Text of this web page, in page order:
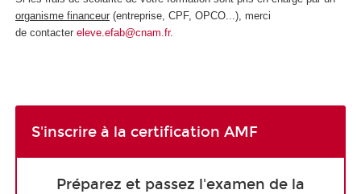
organisme financeur (entreprise, CPF, OPCO...), merci
de contacter eleve.efab@cnam.fr.
S'inscrire à la certification AMF
Préparez et passez l'examen de la